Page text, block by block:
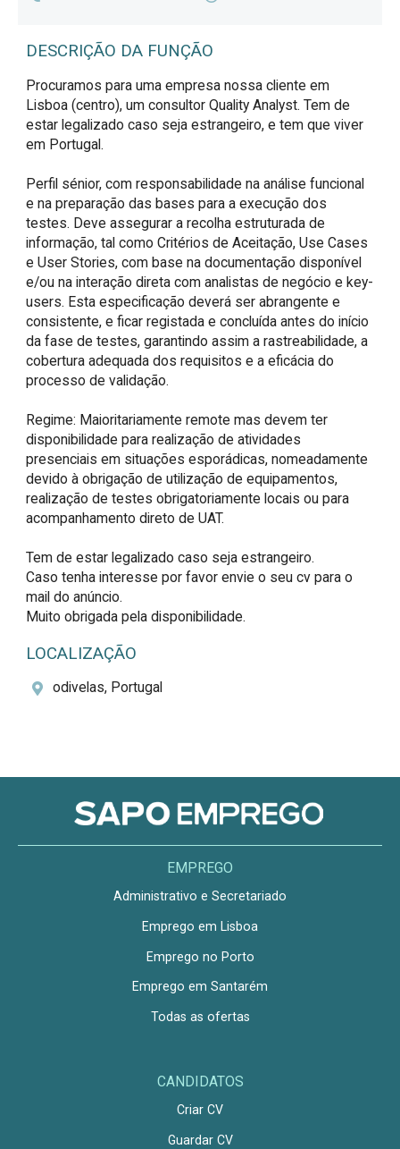
DESCRIÇÃO DA FUNÇÃO
Procuramos para uma empresa nossa cliente em
Lisboa (centro), um consultor Quality Analyst. Tem de
estar legalizado caso seja estrangeiro, e tem que viver
em Portugal.
Perfil sénior, com responsabilidade na análise funcional
e na preparação das bases para a execução dos
testes. Deve assegurar a recolha estruturada de
informação, tal como Critérios de Aceitação, Use Cases
e User Stories, com base na documentação disponível
e/ou na interação direta com analistas de negócio e key-
users. Esta especificação deverá ser abrangente e
consistente, e ficar registada e concluída antes do início
da fase de testes, garantindo assim a rastreabilidade, a
cobertura adequada dos requisitos e a eficácia do
processo de validação.
Regime:​ Maioritariamente remote mas devem ter
disponibilidade para realização de atividades
presenciais em situações esporádicas, nomeadamente
devido à obrigação de utilização de equipamentos,
realização de testes obrigatoriamente locais ou para
acompanhamento direto de UAT.
Tem de estar legalizado caso seja estrangeiro.
Caso tenha interesse por favor envie o seu cv para o
mail do anúncio.
Muito obrigada pela disponibilidade.
LOCALIZAÇÃO
odivelas, Portugal
EMPREGO
Administrativo e Secretariado
Emprego em Lisboa
Emprego no Porto
Emprego em Santarém
Todas as ofertas
CANDIDATOS
Criar CV
Guardar CV